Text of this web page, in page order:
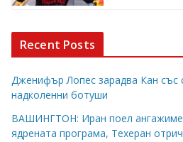
Recent Posts
Дженифър Лопес зарадва Кан със
надколенни ботуши
ВАШИНГТОН: Иран поел
ядрената програма, Техеран